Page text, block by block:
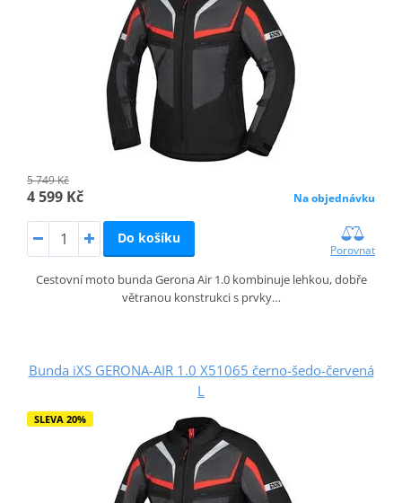
5 749 Kč
4 599 Kč Na objednávku
Do košíku
Porovnat
Cestovní moto bunda Gerona Air 1.0 kombinuje lehkou, dobře
větranou konstrukci s prvky…
Bunda iXS GERONA-AIR 1.0 X51065 černo-šedo-červená
L
SLEVA 20%